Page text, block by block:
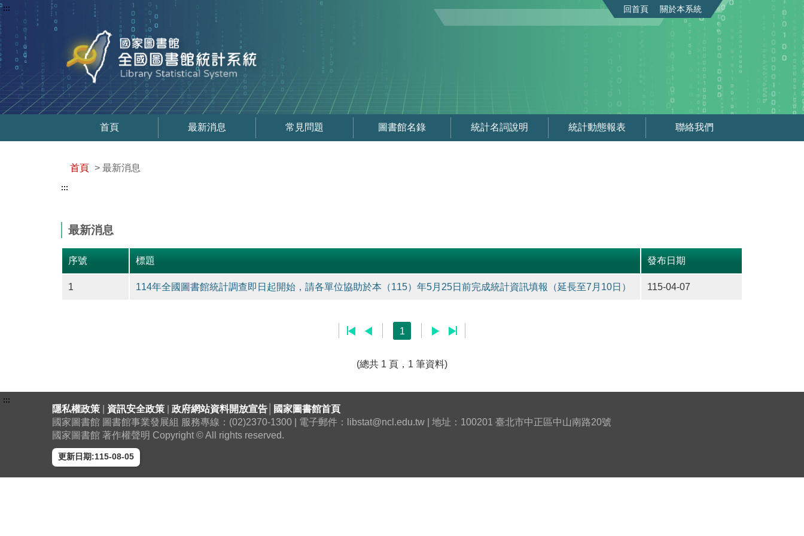
::: 回首頁 關於本系統
首頁 最新消息 常見問題 圖書館名錄 統計名詞說明 統計動態報表 聯絡我們
首頁 > 最新消息
:::
最新消息
序號 標題 發布日期
1 114年全國圖書館統計調查即日起開始，請各單位協助於本（115）年5月25日前完成統計資訊填報（延長至7月10日） 115-04-07
1
(總共 1 頁，1 筆資料)
:::
隱私權政策 資訊安全政策 政府網站資料開放宣告
國家圖書館首頁
國家圖書館 圖書館事業發展組 服務專線：(02)2370-1300 | 電子郵件：libstat@ncl.edu.tw | 地址：100201 臺北市中正區中山南路20號
國家圖書館 著作權聲明 Copyright © All rights reserved.
更新日期:115-08-05